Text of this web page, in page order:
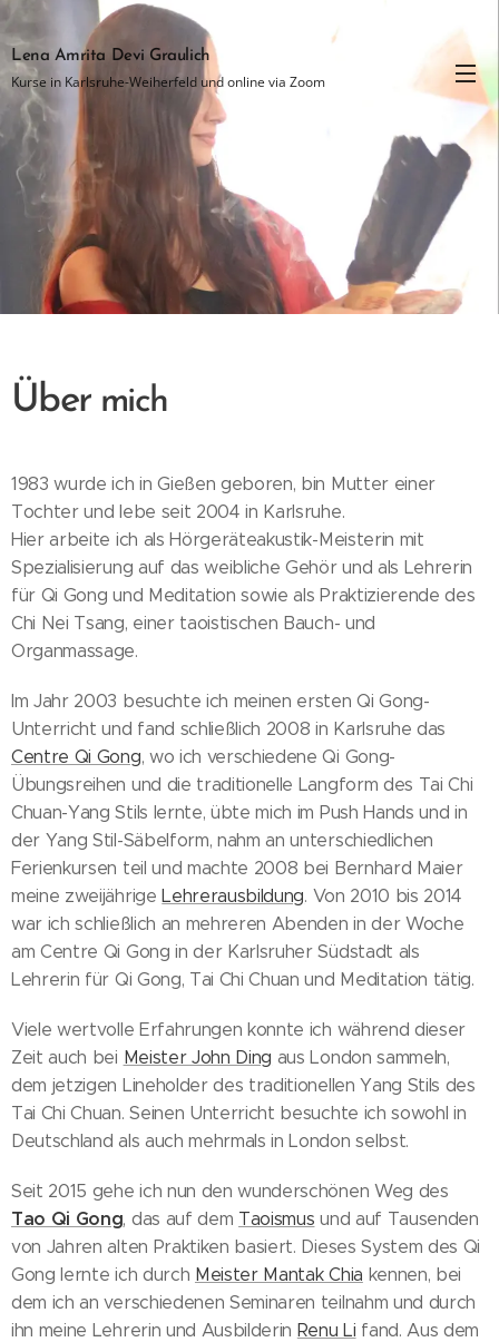
Lena Amrita Devi Graulich
Kurse in Karlsruhe-Weiherfeld und online via Zoom
Übermich
1983 wurde ich in Gießen geboren, bin Mutter einer
Tochter und lebe seit 2004 in Karlsruhe.
Hier arbeite ich als Hörgeräteakustik-Meisterin mit
Spezialisierung auf das weibliche Gehör und als Lehrerin
für Qi Gong und Meditation sowie als Praktizierende des
Chi Nei Tsang, einer taoistischen Bauch- und
Organmassage.
Im Jahr 2003 besuchte ich meinen ersten Qi Gong-
Unterricht und fand schließlich 2008 in Karlsruhe das
Centre Qi Gong, wo ich verschiedene Qi Gong-
Übungsreihen und die traditionelle Langform des Tai Chi
Chuan-Yang Stils lernte, übte mich im Push Hands und in
der Yang Stil-Säbelform, nahm an unterschiedlichen
Ferienkursen teil und machte 2008 bei Bernhard Maier
meine zweijährigeLehrerausbildung. Von 2010 bis 2014
war ich schließlich an mehreren Abenden in der Woche
am Centre Qi Gong in der Karlsruher Südstadt als
Lehrerin für Qi Gong, Tai Chi Chuan und Meditation tätig.
Viele wertvolle Erfahrungen konnte ich während dieser
Zeit auch bei Meister John Ding aus London sammeln,
dem jetzigen Lineholder des traditionellen Yang Stils des
Tai Chi Chuan. Seinen Unterricht besuchte ich sowohl in
Deutschland als auch mehrmals in London selbst.
Seit 2015 gehe ich nun den wunderschönen Weg des
Tao Qi Gong, das auf dem Taoismus und auf Tausenden
von Jahren alten Praktiken basiert. Dieses System des Qi
Gong lernte ich durch Meister Mantak Chia kennen, bei
dem ich an verschiedenen Seminaren teilnahm und durch
ihn meine Lehrerin und Ausbilderin Renu Li fand. Aus dem